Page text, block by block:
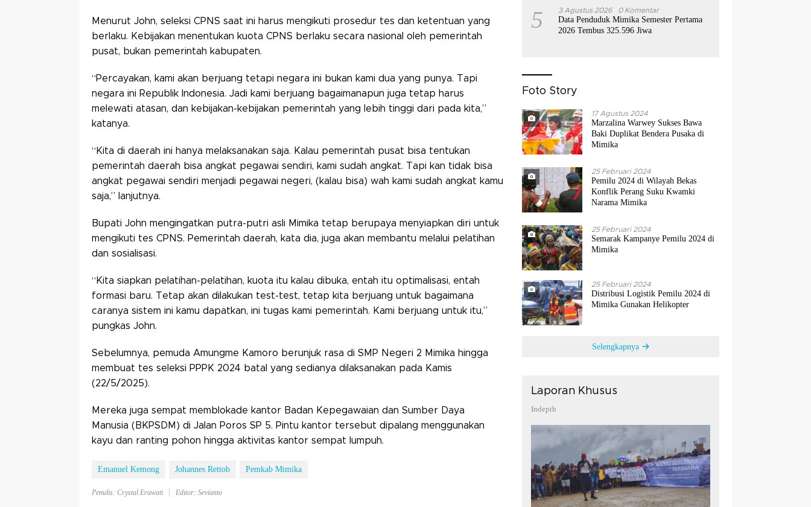
Menurut John, seleksi CPNS saat ini harus mengikuti prosedur tes dan ketentuan yang
berlaku. Kebijakan menentukan kuota CPNS berlaku secara nasional oleh pemerintah
pusat, bukan pemerintah kabupaten.
“Percayakan, kami akan berjuang tetapi negara ini bukan kami dua yang punya. Tapi
negara ini Republik Indonesia. Jadi kami berjuang bagaimanapun juga tetap harus
melewati atasan, dan kebijakan-kebijakan pemerintah yang lebih tinggi dari pada kita,”
katanya.
“Kita di daerah ini hanya melaksanakan saja. Kalau pemerintah pusat bisa tentukan
pemerintah daerah bisa angkat pegawai sendiri, kami sudah angkat. Tapi kan tidak bisa
angkat pegawai sendiri menjadi pegawai negeri, (kalau bisa) wah kami sudah angkat kamu
saja,” lanjutnya.
Bupati John mengingatkan putra-putri asli Mimika tetap berupaya menyiapkan diri untuk
mengikuti tes CPNS. Pemerintah daerah, kata dia, juga akan membantu melalui pelatihan
dan sosialisasi.
“Kita siapkan pelatihan-pelatihan, kuota itu kalau dibuka, entah itu optimalisasi, entah
formasi baru. Tetap akan dilakukan test-test, tetap kita berjuang untuk bagaimana
caranya sistem ini kamu dapatkan, ini tugas kami pemerintah. Kami berjuang untuk itu,”
pungkas John.
Sebelumnya, pemuda Amungme Kamoro berunjuk rasa di SMP Negeri 2 Mimika hingga
membuat tes seleksi PPPK 2024 batal yang sedianya dilaksanakan pada Kamis
(22/5/2025).
Mereka juga sempat memblokade kantor Badan Kepegawaian dan Sumber Daya
Manusia (BKPSDM) di Jalan Poros SP 5. Pintu kantor tersebut dipalang menggunakan
kayu dan ranting pohon hingga aktivitas kantor sempat lumpuh.
Emanuel Kemong Johannes Rettob Pemkab Mimika
Penulis: Crystal Erawati Editor: Sevianto
5 3 Agustus 2026 0 Komentar
Data Penduduk Mimika Semester Pertama
2026 Tembus 325.596 Jiwa
Foto Story
17 Agustus 2024
Marzalina Warwey Sukses Bawa
Baki Duplikat Bendera Pusaka di
Mimika
25 Februari 2024
Pemilu 2024 di Wilayah Bekas
Konflik Perang Suku Kwamki
Narama Mimika
25 Februari 2024
Semarak Kampanye Pemilu 2024 di
Mimika
25 Februari 2024
Distribusi Logistik Pemilu 2024 di
Mimika Gunakan Helikopter
Selengkapnya
Laporan Khusus
Indepth